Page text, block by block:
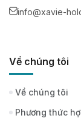
info@xavie-
Về chúng tôi
Về chúng tôi
Phương thức